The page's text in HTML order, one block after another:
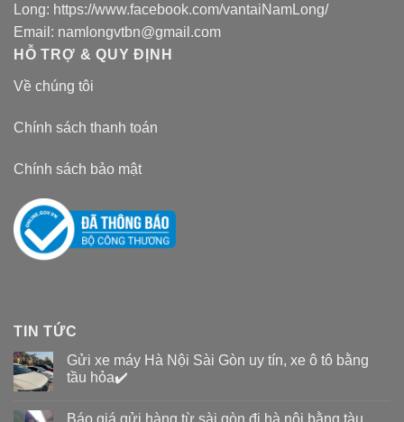
Long: https://www.facebook.com/vantaiNamLong/
Email: namlongvtbn@gmail.com
HỖ TRỢ & QUY ĐỊNH
Về chúng tôi
Chính sách thanh toán
Chính sách bảo mật
TIN TỨC
Gửi xe máy Hà Nội Sài Gòn uy tín, xe ô tô bằng
tầu hỏa✔️